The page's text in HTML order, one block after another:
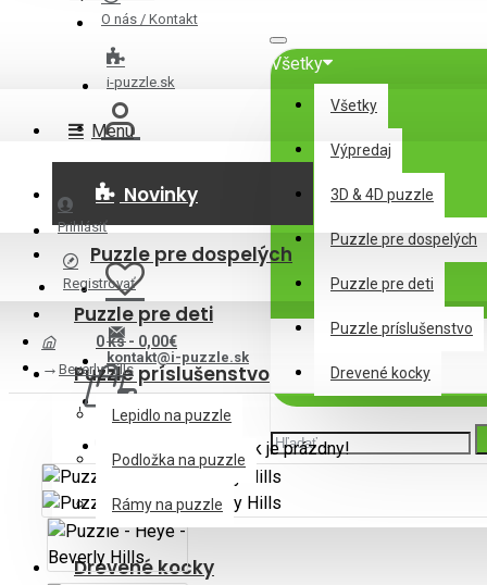
O nás / Kontakt
i-puzzle.sk
kontakt@i-puzzle.sk
Všetky
Všetky
Výpredaj
3D & 4D puzzle
Puzzle pre dospelých
Puzzle pre deti
Puzzle príslušenstvo
Drevené kocky
0 ks - 0,00€
Váš nákupný košík je prázdny!
Menu
Novinky
Puzzle pre dospelých
Puzzle pre deti
Puzzle príslušenstvo
Lepidlo na puzzle
Podložka na puzzle
Rámy na puzzle
Drevené kocky
Prihlásiť
Registrovať
Beverly Hills